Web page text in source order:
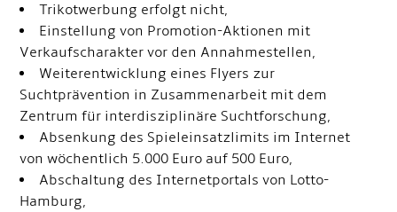
Trikotwerbung erfolgt nicht,
Einstellung von Promotion-Aktionen mit
Verkaufscharakter vor den Annahmestellen,
Weiterentwicklung eines Flyers zur
Suchtprävention in Zusammenarbeit mit dem
Zentrum für interdisziplinäre Suchtforschung,
Absenkung des Spieleinsatzlimits im Internet
von wöchentlich 5.000 Euro auf 500 Euro,
Abschaltung des Internetportals von Lotto-
Hamburg,